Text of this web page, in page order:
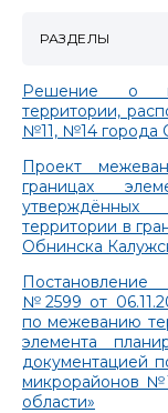
Решение о
территории,
№11, №14 города
Проект
границах
территории в
Обнинска
№2599 от
по межеванию
элемента
документацией
микрорайонов
области»
РАЗДЕЛЫ